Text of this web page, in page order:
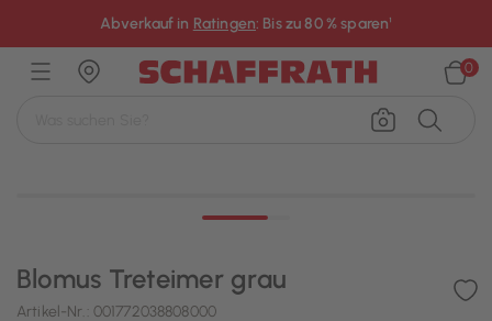
Abverkauf in Ratingen: Bis zu 80 % sparen¹
0
Blomus Treteimer grau
Artikel-Nr.: 001772038808000